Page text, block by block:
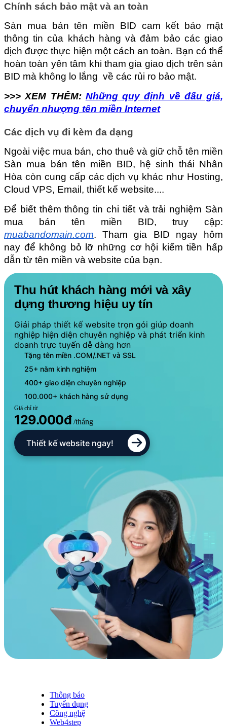
Chính sách bảo mật và an toàn
Sàn mua bán tên miền BID cam kết bảo mật
thông tin của khách hàng và đảm bảo các giao
dịch được thực hiện một cách an toàn. Bạn có thể
hoàn toàn yên tâm khi tham gia giao dịch trên sàn
BID mà không lo lắng  về các rủi ro bảo mật.
>>> XEM THÊM: Những quy định về đấu giá,
chuyển nhượng tên miền Internet
Các dịch vụ đi kèm đa dạng
Ngoài việc mua bán, cho thuê và giữ chỗ tên miền
Sàn mua bán tên miền BID, hệ sinh thái Nhân
Hòa còn cung cấp các dịch vụ khác như Hosting,
Cloud VPS, Email, thiết kế website....
Để biết thêm thông tin chi tiết và trải nghiệm Sàn
muabandomain.com. Tham gia BID ngay hôm
nay để không bỏ lỡ những cơ hội kiếm tiền hấp
dẫn từ tên miền và website của bạn.
Thu hút khách hàng mới và xây
dựng thương hiệu uy tín
Giải pháp thiết kế website trọn gói giúp doanh
nghiệp hiện diện chuyên nghiệp và phát triển kinh
doanh trực tuyến dễ dàng hơn
Tặng tên miền .COM/.NET và SSL
25+ năm kinh nghiệm
400+ giao diện chuyên nghiệp
100.000+ khách hàng sử dụng
Giá chỉ từ
129.000đ /tháng
Thiết kế website ngay!
Thông báo
Tuyển dụng
Công nghệ
Web4step